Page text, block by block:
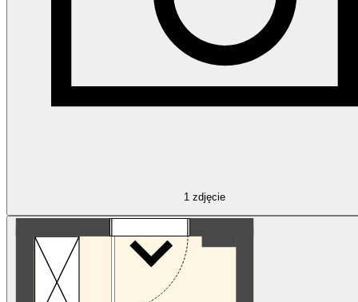
1 zdjęcie